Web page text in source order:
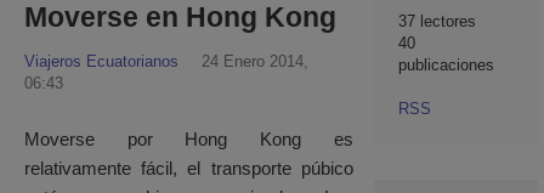
Moverse en Hong Kong
Viajeros Ecuatorianos
24 Enero 2014,
06:43
Moverse por Hong Kong es
relativamente fácil, el transporte púbico
37lectores
40
publicaciones
RSS